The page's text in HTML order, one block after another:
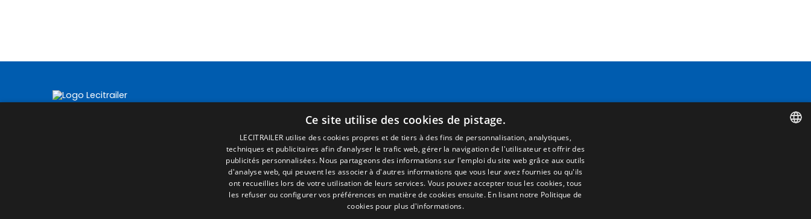
Accueil
R. commercial
P. détachées
Portail emploi
Infos
EgaLecitrailer
Mentions Légales
Politique de Confidentialité
Politique de Cookies
Conditions générales de vente
Gérer les cookies
Ce site utilise des cookies de pistage.
LECITRAILER utilise des cookies propres et de tiers à des fins de personnalisation, analytiques,
techniques et publicitaires afin d’analyser le trafic web, gérer la navigation de l'utilisateur et offrir des
publicités personnalisées. Nous partageons des informations sur l'emploi du site web grâce aux outils
d'analyse web, qui peuvent les associer à d'autres informations que vous leur avez fournies ou qu'ils
ont recueillies lors de votre utilisation de leurs services. Vous pouvez accepter tous les cookies, tous
les refuser ou configurer vos préférences en matière de cookies ensuite. En lisant notre Politique de
cookies pour plus d'informations.